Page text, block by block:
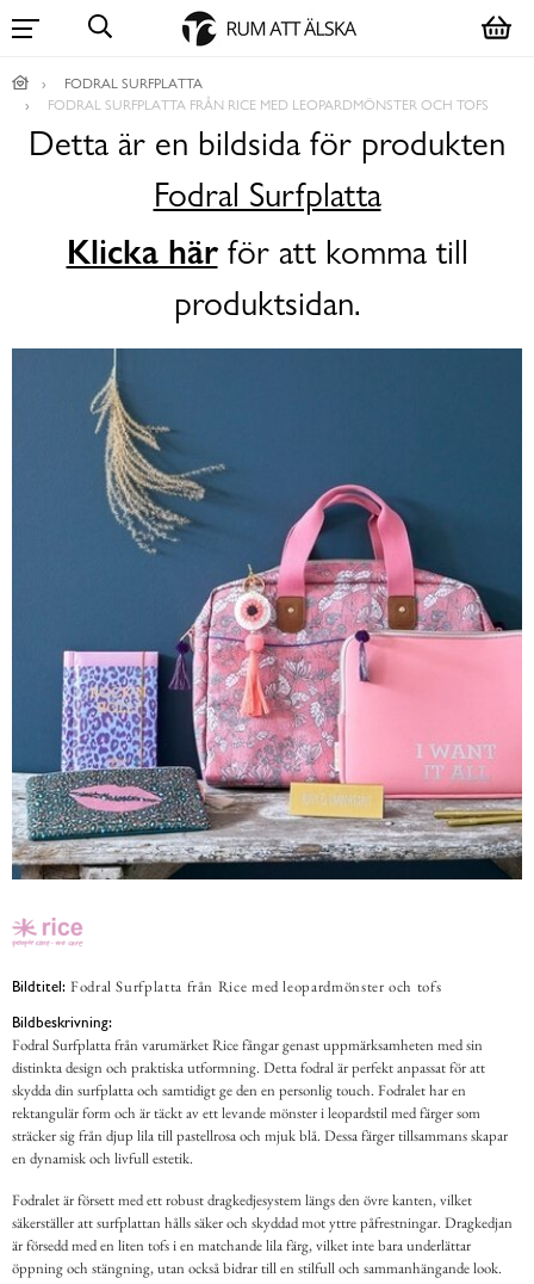
FODRAL SURFPLATTA
FODRAL SURFPLATTA FRÅN RICE MED LEOPARDMÖNSTER OCH TOFS
Detta är en bildsida för produkten
Fodral Surfplatta
Klicka härför att komma till
produktsidan.
Bildtitel: Fodral Surfplatta från Rice med leopardmönster och tofs
Bildbeskrivning:
Fodral Surfplatta från varumärket Rice fångar genast uppmärksamheten med sin
distinkta design och praktiska utformning. Detta fodral är perfekt anpassat för att
skydda din surfplatta och samtidigt ge den en personlig touch. Fodralet har en
rektangulär form och är täckt av ett levande mönster i leopardstil med färger som
sträcker sig från djup lila till pastellrosa och mjuk blå. Dessa färger tillsammans skapar
en dynamisk och livfull estetik.
Fodralet är försett med ett robust dragkedjesystem längs den övre kanten, vilket
säkerställer att surfplattan hålls säker och skyddad mot yttre påfrestningar. Dragkedjan
är försedd med en liten tofs i en matchande lila färg, vilket inte bara underlättar
öppning och stängning, utan också bidrar till en stilfull och sammanhängande look.